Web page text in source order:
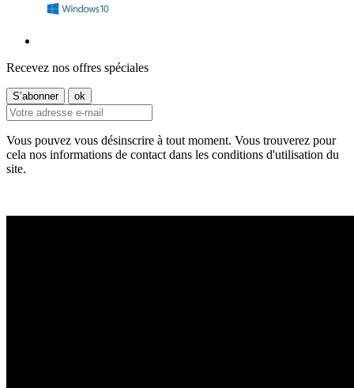
Recevez nos offres spéciales
Vous pouvez vous désinscrire à tout moment. Vous trouverez pour
cela nos informations de contact dans les conditions d'utilisation du
site.